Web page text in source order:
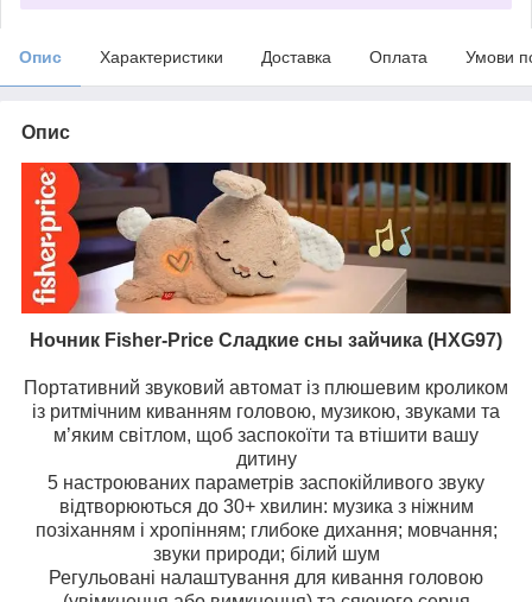
Опис Характеристики Доставка Оплата Умови
Опис
Ночник Fisher-Price Сладкие сны зайчика (HXG97)
Портативний звуковий автомат із плюшевим кроликом
із ритмічним киванням головою, музикою, звуками та
м’яким світлом, щоб заспокоїти та втішити вашу
дитину
5 настроюваних параметрів заспокійливого звуку
відтворюються до 30+ хвилин: музика з ніжним
позіханням і хропінням; глибоке дихання; мовчання;
звуки природи; білий шум
Регульовані налаштування для кивання головою